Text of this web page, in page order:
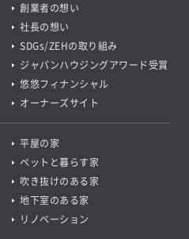
創業者の想い
社長の想い
SDGs/ZEHの取り組み
ジャパンハウジングアワード受賞
悠悠フィナンシャル
オーナーズサイト
平屋の家
ペットと暮らす家
吹き抜けのある家
地下室のある家
リノベーション